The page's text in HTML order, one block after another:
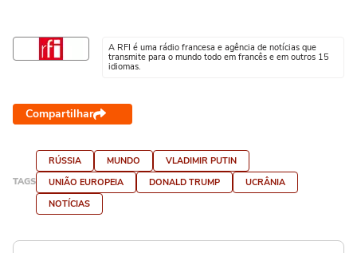
A RFI é uma rádio francesa e agência de notícias que
transmite para o mundo todo em francês e em outros 15
idiomas.
Compartilhar
TAGS
RÚSSIA MUNDO
VLADIMIR PUTIN
UNIÃO EUROPEIA
DONALD TRUMP
UCRÂNIA
NOTÍCIAS